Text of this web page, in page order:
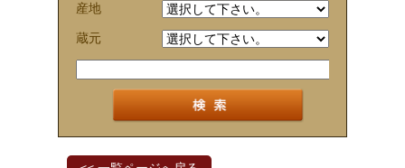
産地
蔵元